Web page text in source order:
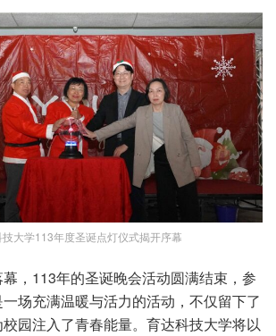
大学113年度圣诞点灯仪式揭开序幕
，113年的圣诞晚会活动圆满结束，参
场充满温暖与活力的活动，不仅留下了
园注入了青春能量。育达科技大学将以